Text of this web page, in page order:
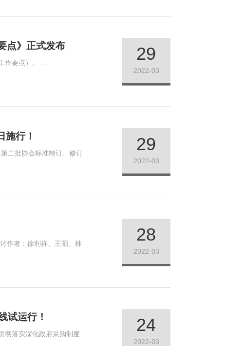
点》正式发布 29
2022-03
行！ 29
2022-03
作者：徐利祥、王阳、林
28
2022-03
试运行！
彻落实深化政府采购制度
24
2022-03